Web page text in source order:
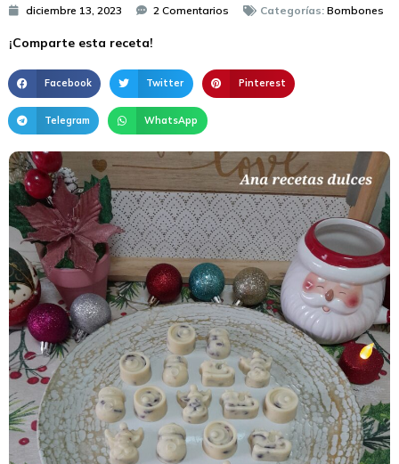
diciembre 13, 2023 2 Comentarios Categorías: Bombones
¡Comparte esta receta!
Facebook Twitter Pinterest
Telegram WhatsApp